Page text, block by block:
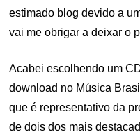
estimado blog devido a
vai me obrigar a deixar o
Acabei escolhendo um
download no Música
que é representativo da
de dois dos mais